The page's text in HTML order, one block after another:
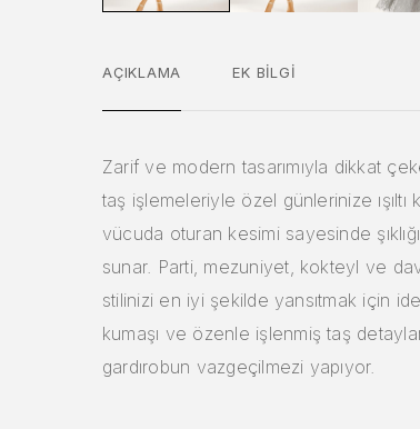
AÇIKLAMA EK BILGI
Zarif ve modern tasarımıyla dikkat
taş işlemeleriyle özel günlerinize ışıltı
vücuda oturan kesimi sayesinde
sunar. Parti, mezuniyet, kokteyl ve
stilinizi en iyi şekilde yansıtmak için
kumaşı ve özenle işlenmiş taş
gardırobun vazgeçilmezi yapıyor.